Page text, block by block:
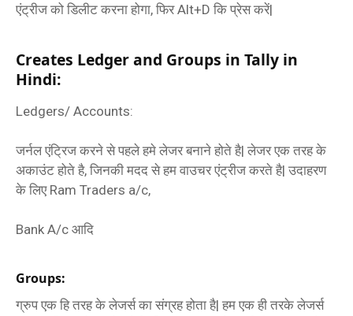
एंट्रीज को डिलीट करना होगा, फिर Alt+D कि प्रेस करें|
Creates Ledger and Groups in Tally in
Hindi:
Ledgers/ Accounts:
जर्नल एंट्रिज करने से पहले हमे लेजर बनाने होते है| लेजर एक तरह के
अकाउंट होते है, जिनकी मदद से हम वाउचर एंट्रीज करते है| उदाहरण
के लिए Ram Traders a/c,
Bank A/c आदि
Groups:
ग्रुप एक हि तरह के लेजर्स का संग्रह होता है| हम एक ही तरके लेजर्स